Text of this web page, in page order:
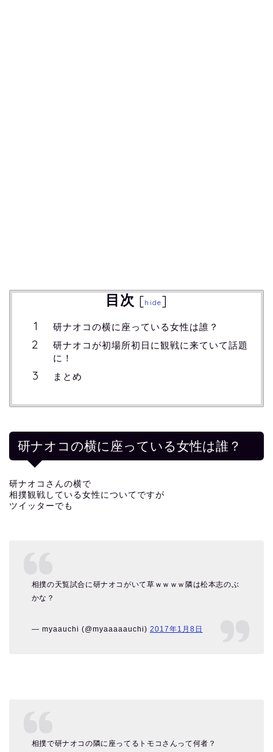
目次 [hide]
研ナオコの横に座っている女性は誰？
研ナオコが初場所初日に観戦に来ていて話題
に！
まとめ
研ナオコの横に座っている女性は誰？
研ナオコさんの横で
相撲観戦している女性についてですが
ツイッターでも
相撲の天覧試合に研ナオコがいて草ｗｗｗｗ隣は松本志のぶ
かな？
— myaauchi (@myaaaaauchi) 2017年1月8日
相撲で研ナオコの隣に座ってるトモコさんって何者？